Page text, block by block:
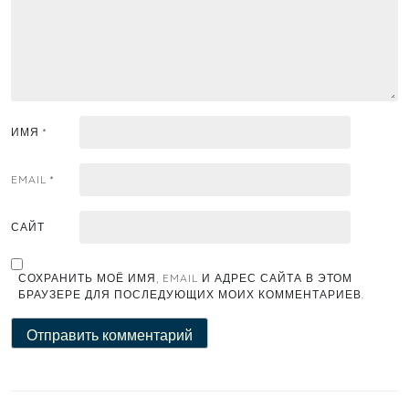
ИМЯ *
EMAIL *
САЙТ
СОХРАНИТЬ МОЁ ИМЯ, EMAIL И АДРЕС САЙТА В ЭТОМ
БРАУЗЕРЕ ДЛЯ ПОСЛЕДУЮЩИХ МОИХ КОММЕНТАРИЕВ.